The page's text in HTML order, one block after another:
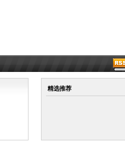
精选推荐